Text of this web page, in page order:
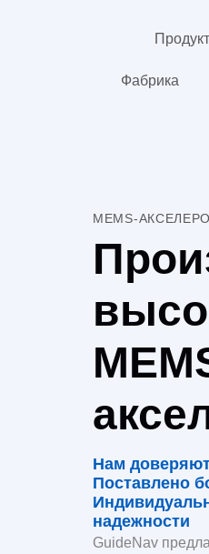
Фабрика
MEMS-
Нам
Поставлено
надежности
GuideNav